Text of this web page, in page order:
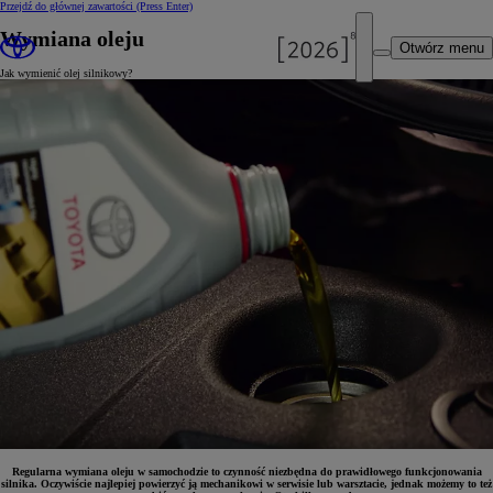
Przejdź do głównej zawartości (Press Enter)
Otwórz menu
Wymiana oleju
Jak wymienić olej silnikowy?
Regularna wymiana oleju w samochodzie to czynność niezbędna do prawidłowego funkcjonowania
silnika. Oczywiście najlepiej powierzyć ją mechanikowi w serwisie lub warsztacie, jednak możemy to też